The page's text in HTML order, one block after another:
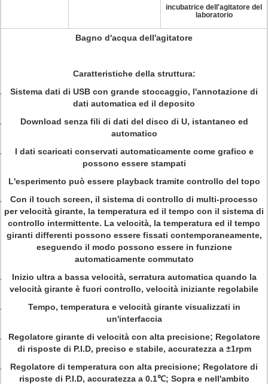
incubatrice dell'agitatore del
laboratorio
Bagno d'acqua dell'agitatore
Caratteristiche della struttura:
Sistema dati di USB con grande stoccaggio, l'annotazione di
dati automatica ed il deposito
Download senza fili di dati del disco di U, istantaneo ed
automatico
I dati scaricati conservati automaticamente come grafico e
possono essere stampati
L'esperimento può essere playback tramite controllo del topo
Con il touch screen, il sistema di controllo di multi-processo
per velocità girante, la temperatura ed il tempo con il sistema di
controllo intermittente. La velocità, la temperatura ed il tempo
giranti differenti possono essere fissati contemporaneamente,
eseguendo il modo possono essere in funzione
automaticamente commutato
Inizio ultra a bassa velocità, serratura automatica quando la
velocità girante è fuori controllo, velocità iniziante regolabile
Tempo, temperatura e velocità girante visualizzati in
un'interfaccia
Regolatore girante di velocità con alta precisione; Regolatore
di risposte di P.I.D, preciso e stabile, accuratezza a ±1rpm
Regolatore di temperatura con alta precisione; Regolatore di
risposte di P.I.D, accuratezza a 0.1℃; Sopra e nell'ambito